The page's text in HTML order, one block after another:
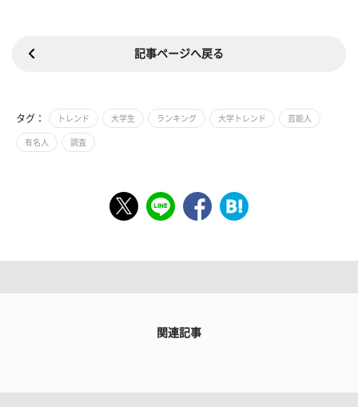
記事ページへ戻る
タグ： トレンド 大学生 ランキング 大学トレンド 芸能人
有名人 調査
関連記事